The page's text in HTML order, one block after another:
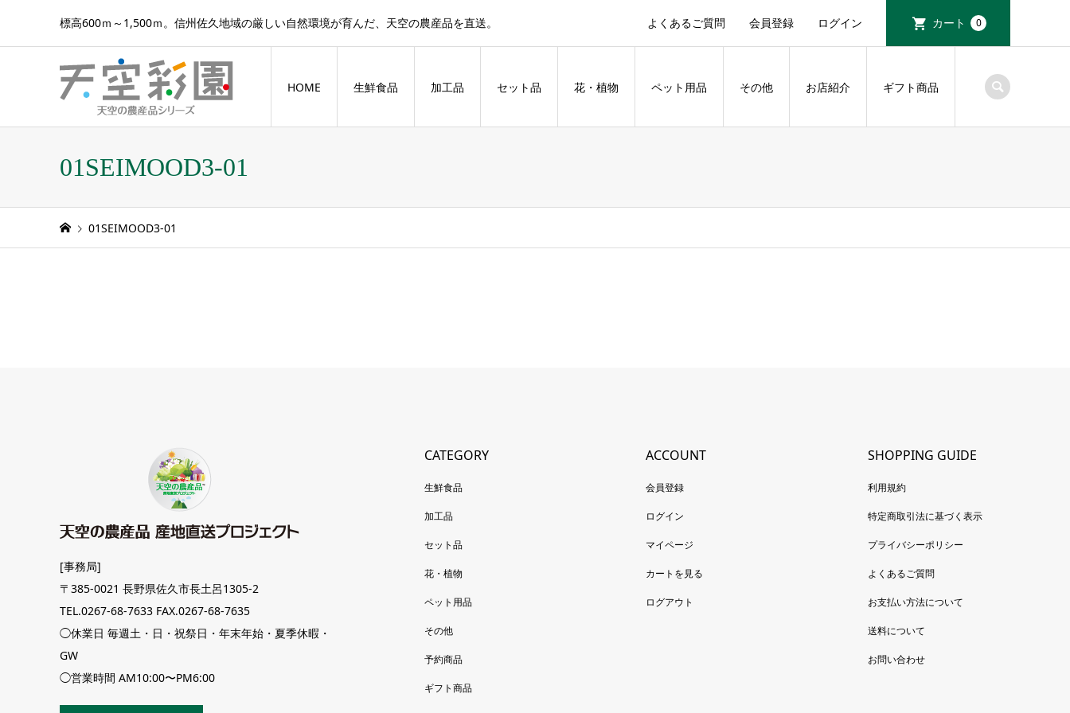
標高600ｍ～1,500ｍ。信州佐久地域の厳しい自然環境が育んだ、天空の農産品を直送。 よくあるご質問 会員登録 ログイン カート 0
HOME 生鮮食品 加工品 セット品 花・植物 ペット用品 その他 お店紹介 ギフト商品
01SEIMOOD3-01
01SEIMOOD3-01
[事務局]
〒385-0021 長野県佐久市長土呂1305-2
TEL.0267-68-7633 FAX.0267-68-7635
◯休業日 毎週土・日・祝祭日・年末年始・夏季休暇・
GW
◯営業時間 AM10:00〜PM6:00
CATEGORY
生鮮食品
加工品
セット品
花・植物
ペット用品
その他
予約商品
ギフト商品
ACCOUNT
会員登録
ログイン
マイページ
カートを見る
ログアウト
SHOPPING GUIDE
利用規約
特定商取引法に基づく表示
プライバシーポリシー
よくあるご質問
お支払い方法について
送料について
お問い合わせ